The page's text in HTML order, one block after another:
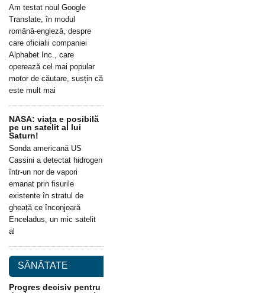
Am testat noul Google
Translate, în modul
română-engleză, despre
care oficialii companiei
Alphabet Inc., care
operează cel mai popular
motor de căutare, susțin că
este mult mai
NASA: viața e posibilă
pe un satelit al lui
Saturn!
Sonda americană US
Cassini a detectat hidrogen
într-un nor de vapori
emanat prin fisurile
existente în stratul de
gheață ce înconjoară
Enceladus, un mic satelit
al
SĂNĂTATE
Progres decisiv pentru